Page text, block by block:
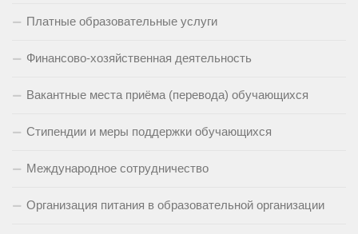
Платные образовательные услуги
Финансово-хозяйственная деятельность
Вакантные места приёма (перевода) обучающихся
Стипендии и меры поддержки обучающихся
Международное сотрудничество
Организация питания в образовательной организации